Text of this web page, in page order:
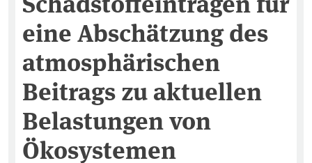
eine Abschätzung des
atmosphärischen
Beitrags zu aktuellen
Belastungen von
Ökosystemen